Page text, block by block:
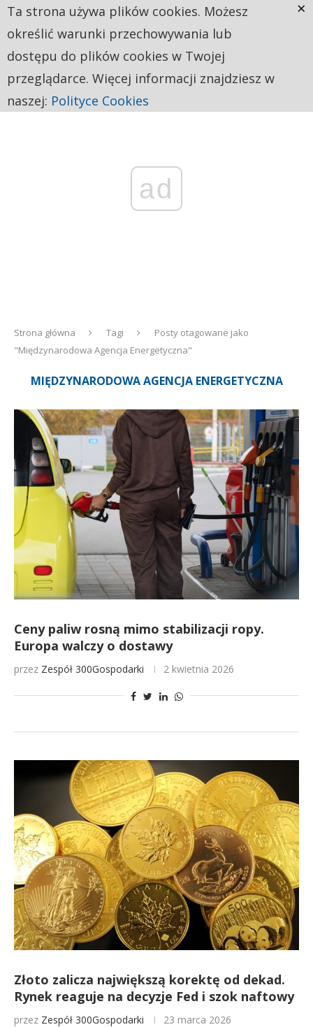
ad
Strona główna Tagi
Posty otagowane jako
"Międzynarodowa Agencja Energetyczna"
MIĘDZYNARODOWA AGENCJA ENERGETYCZNA
Ceny paliw rosną mimo stabilizacji ropy.
Europa walczy o dostawy
przez Zespół 300Gospodarki 2 kwietnia 2026
Złoto zalicza największą korektę od dekad.
Rynek reaguje na decyzje Fed i szok naftowy
przez Zespół 300Gospodarki 23 marca 2026
Ta strona używa plików cookies. Możesz
określić warunki przechowywania lub
dostępu do plików cookies w Twojej
przeglądarce. Więcej informacji znajdziesz w
naszej: Polityce Cookies
×